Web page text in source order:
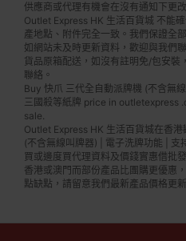
供應商或代理有機會在沒有通知下更
Outlet Express HK 生活百貨城 不能
產地點、附件完全一致。我們保證全
如網站未及時更新資料，歡迎與我們
貨品原箱配送，如沒有註明免/包安裝
聯絡。
Buy 快爪 三代全自動派牌機 (不含無
三國殺等紙牌 price in outletexpress
sale.
Outlet Express HK 生活百貨城在香
(不含無線叫牌器) | 電子洗牌功能 | 支
買或邊度買代理資料及價錢實惠借批
香港或澳門而部份產品比團購更優惠
點缺點，請留意我們最新產品價格更新